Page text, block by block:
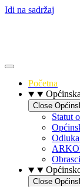
Idi na sadržaj
Početna
Close
Statut
Obrasci
Close